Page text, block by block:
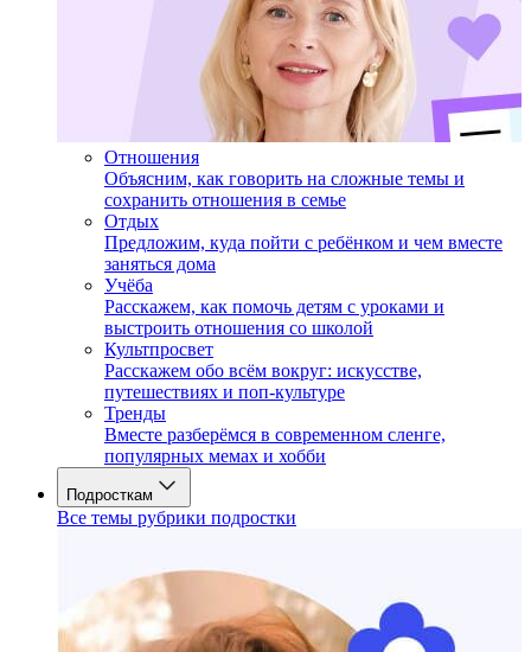
Отношения
Объясним, как говорить на сложные темы и
сохранить отношения в семье
Отдых
Предложим, куда пойти с ребёнком и чем вместе
заняться дома
Учёба
Расскажем, как помочь детям с уроками и
выстроить отношения со школой
Культпросвет
Расскажем обо всём вокруг: искусстве,
путешествиях и поп-культуре
Тренды
Вместе разберёмся в современном сленге,
популярных мемах и хобби
Подросткам
Все темы рубрики подростки